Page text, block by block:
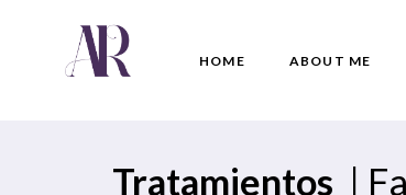
HOME ABOUT ME
Tratamientos |